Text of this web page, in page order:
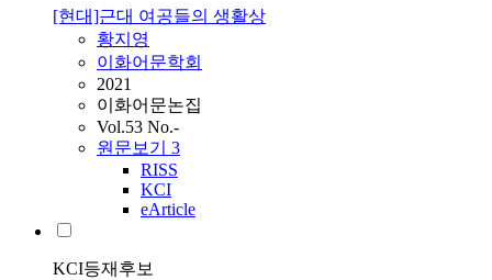
[현대]근대 여공들의 생활상
황지영
이화어문학회
2021
이화어문논집
Vol.53 No.-
원문보기 3
RISS
KCI
eArticle
KCI등재후보